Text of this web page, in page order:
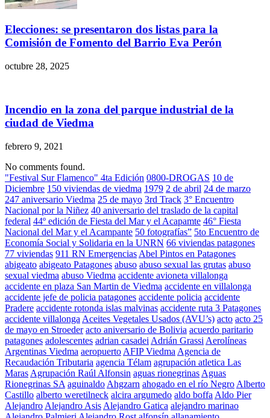
Elecciones: se presentaron dos listas para la
Comisión de Fomento del Barrio Eva Perón
octubre 28, 2025
Incendio en la zona del parque industrial de la
ciudad de Viedma
febrero 9, 2021
No comments found.
"Festival Sur Flamenco" 4ta Edición 0800-DROGAS 10 de
Diciembre 150 viviendas de viedma 1979 2 de abril 24 de marzo
247 aniversario Viedma 25 de mayo 3rd Track 3° Encuentro
Nacional por la Niñez 40 aniversario del traslado de la capital
federal 44º edición de Fiesta del Mar y el Acapamte 46° Fiesta
Nacional del Mar y el Acampante 50 fotografías” 5to Encuentro de
Economía Social y Solidaria en la UNRN 66 viviendas patagones
77 viviendas 911 RN Emergencias Abel Pintos en Patagones
abigeato abigeato Patagones abuso abuso sexual las grutas abuso
sexual viedma abuso Viedma accidente avioneta villalonga
accidente en plaza San Martin de Viedma accidente en villalonga
accidente jefe de policia patagones accidente policia accidente
Pradere accidente rotonda islas malvinas accidente ruta 3 Patagones
accidente villalonga Aceites Vegetales Usados (AVU’s) acto acto 25
de mayo en Stroeder acto aniversario de Bolivia acuerdo paritario
patagones adolescentes adrian casadei Adrián Grassi Aerolíneas
Argentinas Viedma aeropuerto AFIP Viedma Agencia de
Recaudación Tributaria agencia Télam agrupación atletica Las
Maras Agrupación Raúl Alfonsin aguas rionegrinas Aguas
Rionegrinas SA aguinaldo Ahgzarn ahogado en el río Negro Alberto
Castillo alberto weretilneck alcira argumedo aldo boffa Aldo Pier
Alejandro Alejandro Asis Alejandro Gatica alejandro marinao